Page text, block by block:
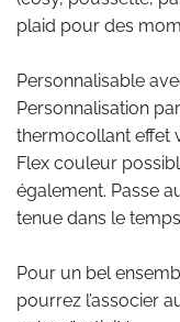
plaid pour des
Personnalisable
Personnalisation
thermocollant effet
Flex couleur
également. Passe
tenue dans le
Pour un bel
pourrez l’associer